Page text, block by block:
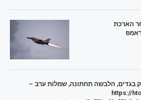
הארכת
בגדים, הלבשה תחתונה, שמלות ערב –
https://